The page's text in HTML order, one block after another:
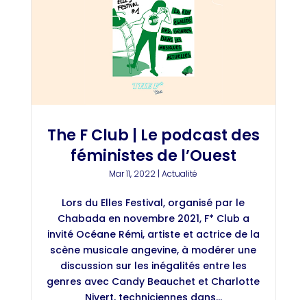
The F Club | Le podcast des
féministes de l’Ouest
Mar 11, 2022 |Actualité
Lors du Elles Festival, organisé par le
Chabada en novembre 2021, F* Club a
invité Océane Rémi, artiste et actrice de la
scène musicale angevine, à modérer une
discussion sur les inégalités entre les
genres avec Candy Beauchet et Charlotte
Nivert, techniciennes dans...